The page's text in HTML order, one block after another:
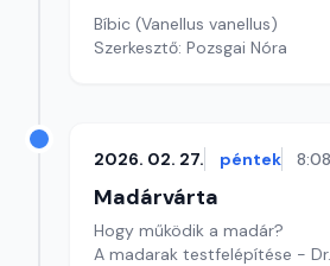
Bíbic (Vanellus vanellus)
Szerkesztő: Pozsgai Nóra
2026. 02. 27. péntek 8:08
Madárvárta
Hogy működik a madár?
A madarak testfelépítése -